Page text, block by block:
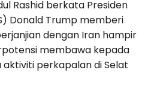
Rashid berkata Presiden
Donald Trump memberi
dengan Iran hampir
membawa kepada
perkapalan di Selat